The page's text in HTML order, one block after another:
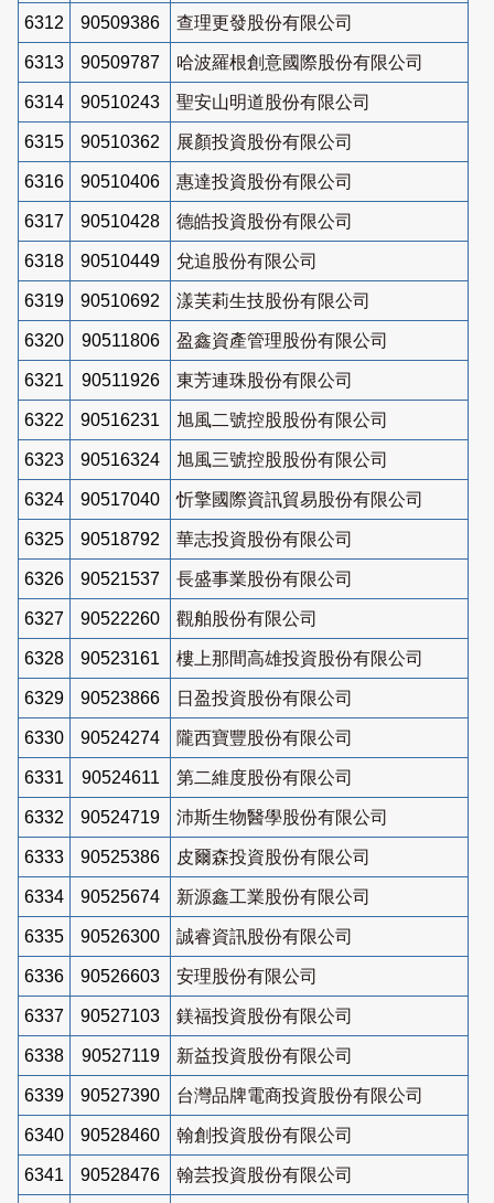
6312 90509386 查理更發股份有限公司
6313 90509787 哈波羅根創意國際股份有限公司
6314 90510243 聖安山明道股份有限公司
6315 90510362 展顏投資股份有限公司
6316 90510406 惠達投資股份有限公司
6317 90510428 德皓投資股份有限公司
6318 90510449 兌追股份有限公司
6319 90510692 漾芙莉生技股份有限公司
6320 90511806 盈鑫資產管理股份有限公司
6321 90511926 東芳連珠股份有限公司
6322 90516231 旭風二號控股股份有限公司
6323 90516324 旭風三號控股股份有限公司
6324 90517040 忻擎國際資訊貿易股份有限公司
6325 90518792 華志投資股份有限公司
6326 90521537 長盛事業股份有限公司
6327 90522260 觀舶股份有限公司
6328 90523161 樓上那間高雄投資股份有限公司
6329 90523866 日盈投資股份有限公司
6330 90524274 隴西寶豐股份有限公司
6331 90524611 第二維度股份有限公司
6332 90524719 沛斯生物醫學股份有限公司
6333 90525386 皮爾森投資股份有限公司
6334 90525674 新源鑫工業股份有限公司
6335 90526300 誠睿資訊股份有限公司
6336 90526603 安理股份有限公司
6337 90527103 鎂福投資股份有限公司
6338 90527119 新益投資股份有限公司
6339 90527390 台灣品牌電商投資股份有限公司
6340 90528460 翰創投資股份有限公司
6341 90528476 翰芸投資股份有限公司